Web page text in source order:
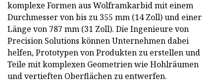
komplexe Formen aus Wolframkarbid mit einem
Durchmesser von bis zu 355 mm (14 Zoll) und einer
Länge von 787 mm (31 Zoll). Die Ingenieure von
Precision Solutions können Unternehmen dabei
helfen, Prototypen von Produkten zu erstellen und
Teile mit komplexen Geometrien wie Hohlräumen
und vertieften Oberflächen zu entwerfen.